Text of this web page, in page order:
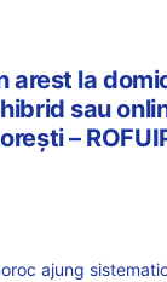
arest la
sau
–
ajung